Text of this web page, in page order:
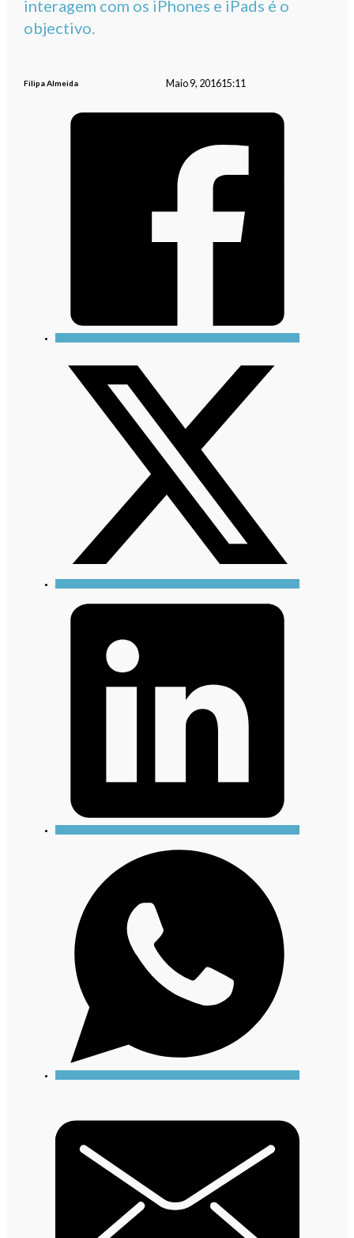
interagem com os iPhones e iPads é o
objectivo.
Filipa Almeida Maio 9, 201615:11